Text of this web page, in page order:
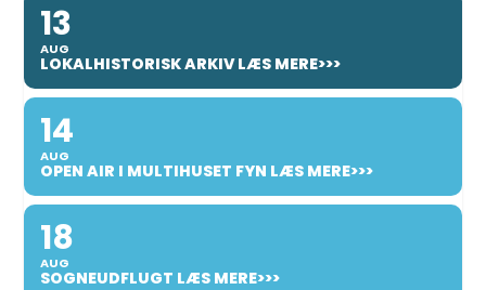
13
AUG
LOKALHISTORISK ARKIV LÆS MERE>>>
14
AUG
OPEN AIR I MULTIHUSET FYN LÆS MERE>>>
18
AUG
SOGNEUDFLUGT LÆS MERE>>>